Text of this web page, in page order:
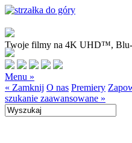
Twoje filmy na 4K UHD™,
Menu »
« Zamknij O nas Premiery
szukanie zaawansowane »